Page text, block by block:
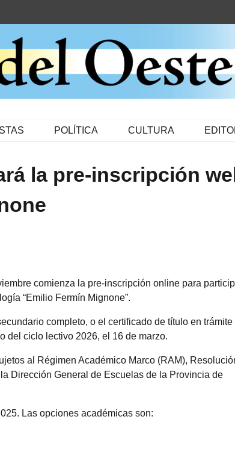
POLÍTICA CULTURA
la pre-inscripción
comienza la pre-inscripción online para
“Emilio Fermín Mignone”.
completo, o el certificado de título en trámite
del ciclo lectivo 2026, el 16 de marzo.
al Régimen Académico Marco (RAM),
Dirección General de Escuelas de la Provincia de
Las opciones académicas son: